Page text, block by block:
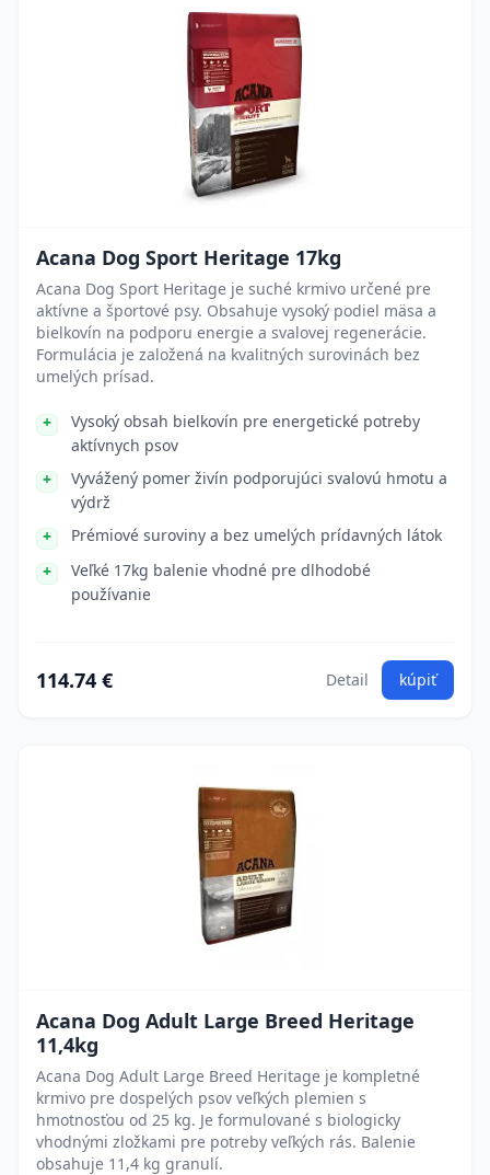
Acana Dog Sport Heritage 17kg
Acana Dog Sport Heritage je suché krmivo určené pre
aktívne a športové psy. Obsahuje vysoký podiel mäsa a
bielkovín na podporu energie a svalovej regenerácie.
Formulácia je založená na kvalitných surovinách bez
umelých prísad.
Vysoký obsah bielkovín pre energetické potreby
aktívnych psov
Vyvážený pomer živín podporujúci svalovú hmotu a
výdrž
Prémiové suroviny a bez umelých prídavných látok
Veľké 17kg balenie vhodné pre dlhodobé
používanie
114.74 € Detail kúpiť
Acana Dog Adult Large Breed Heritage
11,4kg
Acana Dog Adult Large Breed Heritage je kompletné
krmivo pre dospelých psov veľkých plemien s
hmotnosťou od 25 kg. Je formulované s biologicky
vhodnými zložkami pre potreby veľkých rás. Balenie
obsahuje 11,4 kg granulí.